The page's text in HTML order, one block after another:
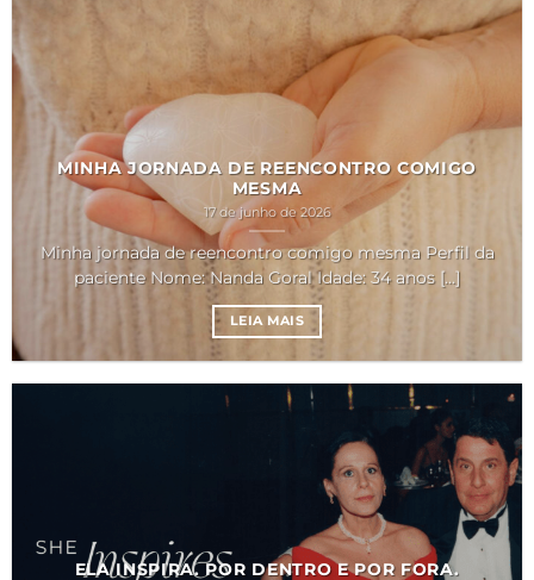
MINHA JORNADA DE REENCONTRO COMIGO
MESMA
17 de junho de 2026
Minha jornada de reencontro comigo mesma Perfil da
paciente Nome: Nanda Goral Idade: 34 anos [...]
LEIA MAIS
ELA INSPIRA. POR DENTRO E POR FORA.